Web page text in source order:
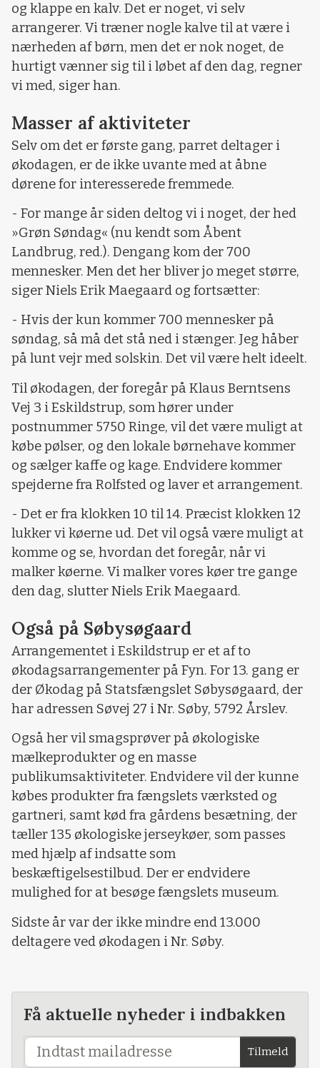
og klappe en kalv. Det er noget, vi selv
arrangerer. Vi træner nogle kalve til at være i
nærheden af børn, men det er nok noget, de
hurtigt vænner sig til i løbet af den dag, regner
vi med, siger han.
Masser af aktiviteter
Selv om det er første gang, parret deltager i
økodagen, er de ikke uvante med at åbne
dørene for interesserede fremmede.
- For mange år siden deltog vi i noget, der hed
»Grøn Søndag« (nu kendt som Åbent
Landbrug, red.). Dengang kom der 700
mennesker. Men det her bliver jo meget større,
siger Niels Erik Maegaard og fortsætter:
- Hvis der kun kommer 700 mennesker på
søndag, så må det stå ned i stænger. Jeg håber
på lunt vejr med solskin. Det vil være helt ideelt.
Til økodagen, der foregår på Klaus Berntsens
Vej 3 i Eskildstrup, som hører under
postnummer 5750 Ringe, vil det være muligt at
købe pølser, og den lokale børnehave kommer
og sælger kaffe og kage. Endvidere kommer
spejderne fra Rolfsted og laver et arrangement.
- Det er fra klokken 10 til 14. Præcist klokken 12
lukker vi køerne ud. Det vil også være muligt at
komme og se, hvordan det foregår, når vi
malker køerne. Vi malker vores køer tre gange
den dag, slutter Niels Erik Maegaard.
Også på Søbysøgaard
Arrangementet i Eskildstrup er et af to
økodagsarrangementer på Fyn. For 13. gang er
der Økodag på Statsfængslet Søbysøgaard, der
har adressen Søvej 27 i Nr. Søby, 5792 Årslev.
Også her vil smagsprøver på økologiske
mælkeprodukter og en masse
publikumsaktiviteter. Endvidere vil der kunne
købes produkter fra fængslets værksted og
gartneri, samt kød fra gårdens besætning, der
tæller 135 økologiske jerseykøer, som passes
med hjælp af indsatte som
beskæftigelsestilbud. Der er endvidere
mulighed for at besøge fængslets museum.
Sidste år var der ikke mindre end 13.000
deltagere ved økodagen i Nr. Søby.
Få aktuelle nyheder i indbakken
Tilmeld